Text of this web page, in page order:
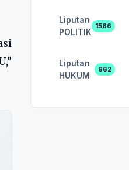
Liputan
POLITIK
1586
Liputan
HUKUM
662